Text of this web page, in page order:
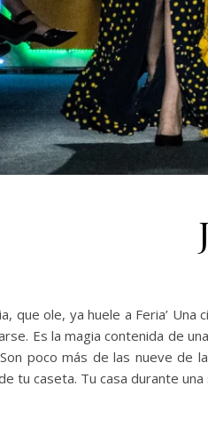
que ole, ya huele a Feria’
Es la magia contenida de
poco más de las nueve de
tu caseta. Tu casa durante